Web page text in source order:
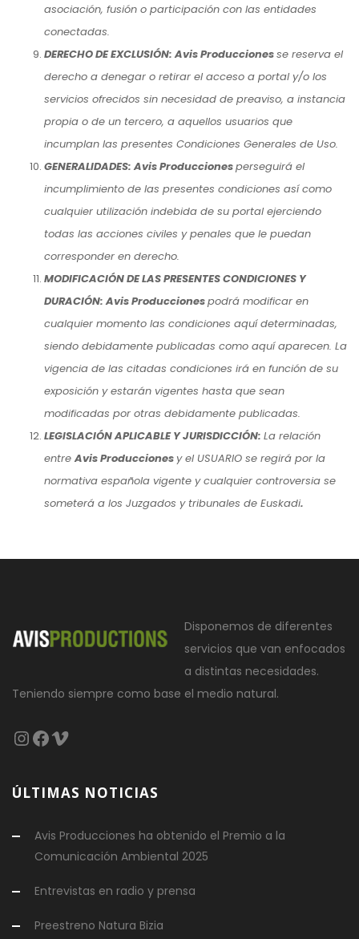
asociación, fusión o participación con las entidades
conectadas.
DERECHO DE EXCLUSIÓN: Avis Produccionesse reserva el
derecho a denegar o retirar el acceso a portal y/o los
servicios ofrecidos sin necesidad de preaviso, a instancia
propia o de un tercero, a aquellos usuarios que
incumplan las presentes Condiciones Generales de Uso.
GENERALIDADES: Avis Produccionesperseguirá el
incumplimiento de las presentes condiciones así como
cualquier utilización indebida de su portal ejerciendo
todas las acciones civiles y penales que le puedan
corresponder en derecho.
MODIFICACIÓN DE LAS PRESENTES CONDICIONES Y
DURACIÓN: Avis Produccionespodrá modificar en
cualquier momento las condiciones aquí determinadas,
siendo debidamente publicadas como aquí aparecen. La
vigencia de las citadas condiciones irá en función de su
exposición y estarán vigentes hasta que sean
modificadas por otras debidamente publicadas.
LEGISLACIÓN APLICABLE Y JURISDICCIÓN: La relación
entreAvis Producciones y el USUARIO se regirá por la
normativa española vigente y cualquier controversia se
someterá a los Juzgados y tribunales de Euskadi.
Disponemos de diferentes
servicios que van enfocados
a distintas necesidades.
Teniendo siempre como base el medio natural.
Instagram
Facebook
Vimeo
ÚLTIMAS NOTICIAS
Avis Producciones ha obtenido el Premio a la
Comunicación Ambiental 2025
Entrevistas en radio y prensa
Preestreno Natura Bizia